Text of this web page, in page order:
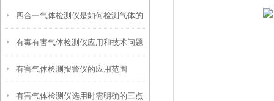
四合一气体检测仪是如何检测气体的
有毒有害气体检测仪应用和技术问题
有害气体检测报警仪的应用范围
有害气体检测仪选用时需明确的三点